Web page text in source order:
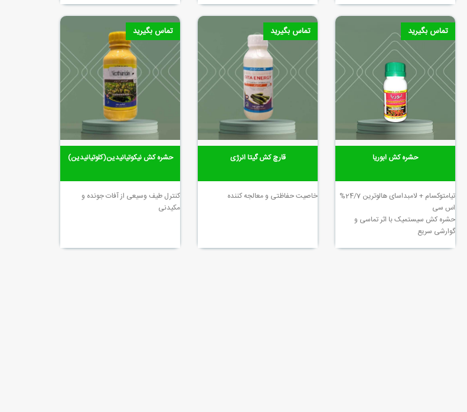
تماس بگیرید
حشره کش ابوریا
تیامتوکسام + لامبداسای هالوترین 24/7%
اس سی
حشره کش سیستمیک با اثر تماسی و
گوارشی سریع
تماس بگیرید
قارچ کش گیتا انرژی
خاصیت حفاظتی و معالجه کننده
تماس بگیرید
حشره کش نیکوتیانیدین(کلوتیانیدین)
کنترل طیف وسیعی از آفات جونده و
مکیدنی